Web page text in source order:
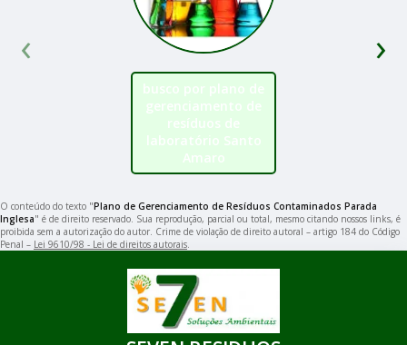
busco por plano de
gerenciamento de
resíduos de
laboratório Santo
Amaro
‹ ›
O conteúdo do texto "Plano de Gerenciamento de Resíduos Contaminados Parada
Inglesa" é de direito reservado. Sua reprodução, parcial ou total, mesmo citando nossos links, é
proibida sem a autorização do autor. Crime de violação de direito autoral – artigo 184 do Código
Penal – Lei 9610/98 - Lei de direitos autorais